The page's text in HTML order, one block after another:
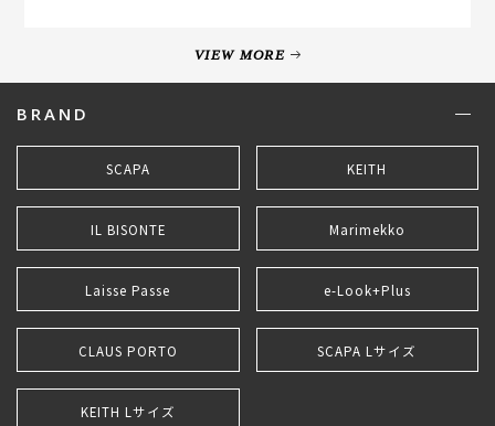
VIEW MORE
BRAND
SCAPA KEITH
IL BISONTE Marimekko
Laisse Passe e-Look+Plus
CLAUS PORTO SCAPA Lサイズ
KEITH Lサイズ